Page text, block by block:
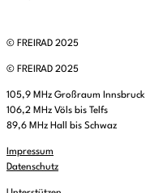
© FREIRAD 2025
© FREIRAD 2025
105,9 MHz Großraum Innsbruck
106,2 MHz Völs bis Telfs
89,6 MHz Hall bis Schwaz
Impressum
Datenschutz